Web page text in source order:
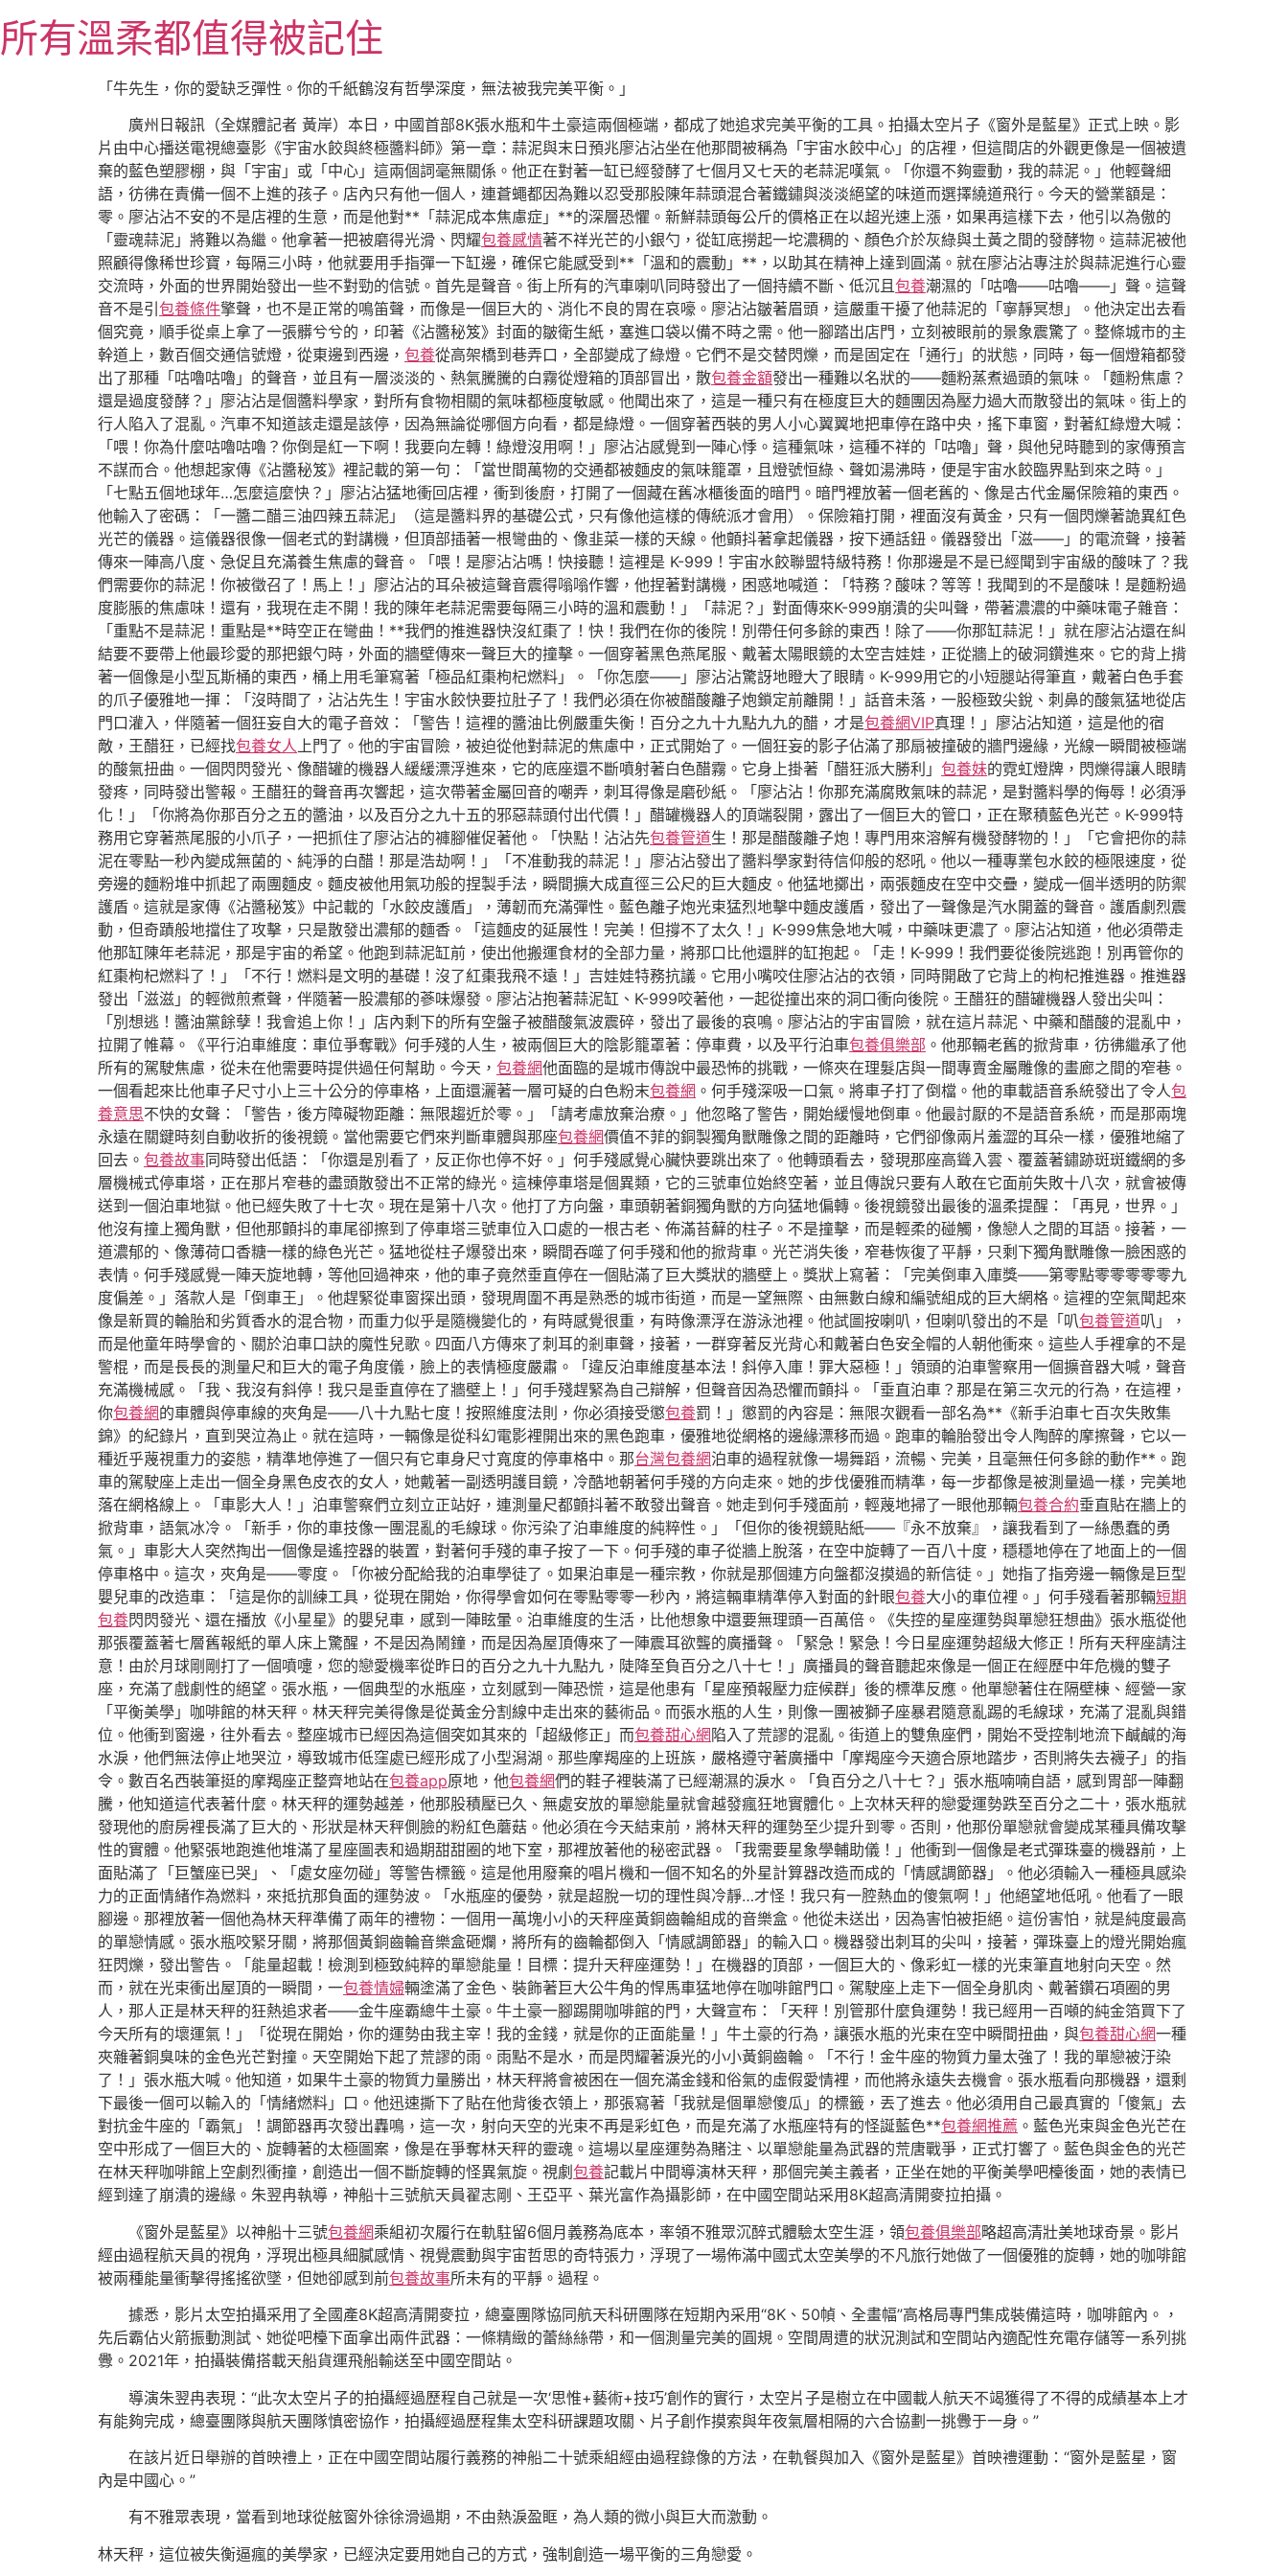
至
主所有溫柔都值得被記住
「牛先生，你的愛缺乏彈性。你的千紙鶴沒有哲學深度，無法被我完美平衡。」
廣州日報訊（全媒體記者 黃岸）本日，中國首部8K張水瓶和牛土豪這兩個極端，都成了她追求完美平衡的工具。拍攝太空片子《窗外是藍星》正式上映。影
片由中心播送電視總臺影《宇宙水餃與終極醬料師》第一章：蒜泥與末日預兆廖沾沾坐在他那間被稱為「宇宙水餃中心」的店裡，但這間店的外觀更像是一個被遺
棄的藍色塑膠棚，與「宇宙」或「中心」這兩個詞毫無關係。他正在對著一缸已經發酵了七個月又七天的老蒜泥嘆氣。「你還不夠靈動，我的蒜泥。」他輕聲細
語，彷彿在責備一個不上進的孩子。店內只有他一個人，連蒼蠅都因為難以忍受那股陳年蒜頭混合著鐵鏽與淡淡絕望的味道而選擇繞道飛行。今天的營業額是：
零。廖沾沾不安的不是店裡的生意，而是他對**「蒜泥成本焦慮症」**的深層恐懼。新鮮蒜頭每公斤的價格正在以超光速上漲，如果再這樣下去，他引以為傲的
「靈魂蒜泥」將難以為繼。他拿著一把被磨得光滑、閃耀包養感情著不祥光芒的小銀勺，從缸底撈起一坨濃稠的、顏色介於灰綠與土黃之間的發酵物。這蒜泥被他
照顧得像稀世珍寶，每隔三小時，他就要用手指彈一下缸邊，確保它能感受到**「溫和的震動」**，以助其在精神上達到圓滿。就在廖沾沾專注於與蒜泥進行心靈
交流時，外面的世界開始發出一些不對勁的信號。首先是聲音。街上所有的汽車喇叭同時發出了一個持續不斷、低沉且包養潮濕的「咕嚕——咕嚕——」聲。這聲
音不是引 包養條件擎聲，也不是正常的鳴笛聲，而像是一個巨大的、消化不良的胃在哀嚎。廖沾沾皺著眉頭，這嚴重干擾了他蒜泥的「寧靜冥想」。他決定出去看
個究竟，順手從桌上拿了一張髒兮兮的，印著《沾醬秘笈》封面的皺衛生紙，塞進口袋以備不時之需。他一腳踏出店門，立刻被眼前的景象震驚了。整條城市的主
幹道上，數百個交通信號燈，從東邊到西邊， 包養從高架橋到巷弄口，全部變成了綠燈。它們不是交替閃爍，而是固定在「通行」的狀態，同時，每一個燈箱都發
出了那種「咕嚕咕嚕」的聲音，並且有一層淡淡的、熱氣騰騰的白霧從燈箱的頂部冒出，散包養金額發出一種難以名狀的——麵粉蒸煮過頭的氣味。「麵粉焦慮？
還是過度發酵？」廖沾沾是個醬料學家，對所有食物相關的氣味都極度敏感。他聞出來了，這是一種只有在極度巨大的麵團因為壓力過大而散發出的氣味。街上的
行人陷入了混亂。汽車不知道該走還是該停，因為無論從哪個方向看，都是綠燈。一個穿著西裝的男人小心翼翼地把車停在路中央，搖下車窗，對著紅綠燈大喊：
「喂！你為什麼咕嚕咕嚕？你倒是紅一下啊！我要向左轉！綠燈沒用啊！」廖沾沾感覺到一陣心悸。這種氣味，這種不祥的「咕嚕」聲，與他兒時聽到的家傳預言
不謀而合。他想起家傳《沾醬秘笈》裡記載的第一句：「當世間萬物的交通都被麵皮的氣味籠罩，且燈號恒綠、聲如湯沸時，便是宇宙水餃臨界點到來之時。」
「七點五個地球年…怎麼這麼快？」廖沾沾猛地衝回店裡，衝到後廚，打開了一個藏在舊冰櫃後面的暗門。暗門裡放著一個老舊的、像是古代金屬保險箱的東西。
他輸入了密碼：「一醬二醋三油四辣五蒜泥」（這是醬料界的基礎公式，只有像他這樣的傳統派才會用）。保險箱打開，裡面沒有黃金，只有一個閃爍著詭異紅色
光芒的儀器。這儀器很像一個老式的對講機，但頂部插著一根彎曲的、像韭菜一樣的天線。他顫抖著拿起儀器，按下通話鈕。儀器發出「滋——」的電流聲，接著
傳來一陣高八度、急促且充滿養生焦慮的聲音。「喂！是廖沾沾嗎！快接聽！這裡是 K-999！宇宙水餃聯盟特級特務！你那邊是不是已經聞到宇宙級的酸味了？我
們需要你的蒜泥！你被徵召了！馬上！」廖沾沾的耳朵被這聲音震得嗡嗡作響，他捏著對講機，困惑地喊道：「特務？酸味？等等！我聞到的不是酸味！是麵粉過
度膨脹的焦慮味！還有，我現在走不開！我的陳年老蒜泥需要每隔三小時的溫和震動！」「蒜泥？」對面傳來K-999崩潰的尖叫聲，帶著濃濃的中藥味電子雜音：
「重點不是蒜泥！重點是**時空正在彎曲！**我們的推進器快沒紅棗了！快！我們在你的後院！別帶任何多餘的東西！除了——你那缸蒜泥！」就在廖沾沾還在糾
結要不要帶上他最珍愛的那把銀勺時，外面的牆壁傳來一聲巨大的撞擊。一個穿著黑色燕尾服、戴著太陽眼鏡的太空吉娃娃，正從牆上的破洞鑽進來。它的背上揹
著一個像是小型瓦斯桶的東西，桶上用毛筆寫著「極品紅棗枸杞燃料」。「你怎麼——」廖沾沾驚訝地瞪大了眼睛。K-999用它的小短腿站得筆直，戴著白色手套
的爪子優雅地一揮：「沒時間了，沾沾先生！宇宙水餃快要拉肚子了！我們必須在你被醋酸離子炮鎖定前離開！」話音未落，一股極致尖銳、刺鼻的酸氣猛地從店
門口灌入，伴隨著一個狂妄自大的電子音效：「警告！這裡的醬油比例嚴重失衡！百分之九十九點九九的醋，才是包養網VIP真理！」廖沾沾知道，這是他的宿
敵，王醋狂，已經找包養女人上門了。他的宇宙冒險，被迫從他對蒜泥的焦慮中，正式開始了。一個狂妄的影子佔滿了那扇被撞破的牆門邊緣，光線一瞬間被極端
的酸氣扭曲。一個閃閃發光、像醋罐的機器人緩緩漂浮進來，它的底座還不斷噴射著白色醋霧。它身上掛著「醋狂派大勝利」 包養妹的霓虹燈牌，閃爍得讓人眼睛
發疼，同時發出警報。王醋狂的聲音再次響起，這次帶著金屬回音的嘲弄，刺耳得像是磨砂紙。「廖沾沾！你那充滿腐敗氣味的蒜泥，是對醬料學的侮辱！必須淨
化！」「你將為你那百分之五的醬油，以及百分之九十五的邪惡蒜頭付出代價！」醋罐機器人的頂端裂開，露出了一個巨大的管口，正在聚積藍色光芒。K-999特
務用它穿著燕尾服的小爪子，一把抓住了廖沾沾的褲腳催促著他。「快點！沾沾先包養管道生！那是醋酸離子炮！專門用來溶解有機發酵物的！」「它會把你的蒜
泥在零點一秒內變成無菌的、純淨的白醋！那是浩劫啊！」「不准動我的蒜泥！」廖沾沾發出了醬料學家對待信仰般的怒吼。他以一種專業包水餃的極限速度，從
旁邊的麵粉堆中抓起了兩團麵皮。麵皮被他用氣功般的捏製手法，瞬間擴大成直徑三公尺的巨大麵皮。他猛地擲出，兩張麵皮在空中交疊，變成一個半透明的防禦
護盾。這就是家傳《沾醬秘笈》中記載的「水餃皮護盾」，薄韌而充滿彈性。藍色離子炮光束猛烈地擊中麵皮護盾，發出了一聲像是汽水開蓋的聲音。護盾劇烈震
動，但奇蹟般地擋住了攻擊，只是散發出濃郁的麵香。「這麵皮的延展性！完美！但撐不了太久！」K-999焦急地大喊，中藥味更濃了。廖沾沾知道，他必須帶走
他那缸陳年老蒜泥，那是宇宙的希望。他跑到蒜泥缸前，使出他搬運食材的全部力量，將那口比他還胖的缸抱起。「走！K-999！我們要從後院逃跑！別再管你的
紅棗枸杞燃料了！」「不行！燃料是文明的基礎！沒了紅棗我飛不遠！」吉娃娃特務抗議。它用小嘴咬住廖沾沾的衣領，同時開啟了它背上的枸杞推進器。推進器
發出「滋滋」的輕微煎煮聲，伴隨著一股濃郁的蔘味爆發。廖沾沾抱著蒜泥缸、K-999咬著他，一起從撞出來的洞口衝向後院。王醋狂的醋罐機器人發出尖叫：
「別想逃！醬油黨餘孽！我會追上你！」店內剩下的所有空盤子被醋酸氣波震碎，發出了最後的哀鳴。廖沾沾的宇宙冒險，就在這片蒜泥、中藥和醋酸的混亂中，
拉開了帷幕。《平行泊車維度：車位爭奪戰》何手殘的人生，被兩個巨大的陰影籠罩著：停車費，以及平行泊車包養俱樂部 。他那輛老舊的掀背車，彷彿繼承了他
所有的駕駛焦慮，從未在他需要時提供過任何幫助。今天， 包養網他面臨的是城市傳說中最恐怖的挑戰，一條夾在理髮店與一間專賣金屬雕像的畫廊之間的窄巷。
一個看起來比他車子尺寸小上三十公分的停車格，上面還灑著一層可疑的白色粉末包養網 。何手殘深吸一口氣。將車子打了倒檔。他的車載語音系統發出了令人包
養意思不快的女聲：「警告，後方障礙物距離：無限趨近於零。」「請考慮放棄治療。」他忽略了警告，開始緩慢地倒車。他最討厭的不是語音系統，而是那兩塊
永遠在關鍵時刻自動收折的後視鏡。當他需要它們來判斷車體與那座包養網價值不菲的銅製獨角獸雕像之間的距離時，它們卻像兩片羞澀的耳朵一樣，優雅地縮了
回去。 包養故事同時發出低語：「你還是別看了，反正你也停不好。」何手殘感覺心臟快要跳出來了。他轉頭看去，發現那座高聳入雲、覆蓋著鏽跡斑斑鐵網的多
層機械式停車塔，正在那片窄巷的盡頭散發出不正常的綠光。這棟停車塔是個異類，它的三號車位始終空著，並且傳說只要有人敢在它面前失敗十八次，就會被傳
送到一個泊車地獄。他已經失敗了十七次。現在是第十八次。他打了方向盤，車頭朝著銅獨角獸的方向猛地偏轉。後視鏡發出最後的溫柔提醒：「再見，世界。」
他沒有撞上獨角獸，但他那顫抖的車尾卻擦到了停車塔三號車位入口處的一根古老、佈滿苔蘚的柱子。不是撞擊，而是輕柔的碰觸，像戀人之間的耳語。接著，一
道濃郁的、像薄荷口香糖一樣的綠色光芒。猛地從柱子爆發出來，瞬間吞噬了何手殘和他的掀背車。光芒消失後，窄巷恢復了平靜，只剩下獨角獸雕像一臉困惑的
表情。何手殘感覺一陣天旋地轉，等他回過神來，他的車子竟然垂直停在一個貼滿了巨大獎狀的牆壁上。獎狀上寫著：「完美倒車入庫獎——第零點零零零零零九
度偏差。」落款人是「倒車王」。他趕緊從車窗探出頭，發現周圍不再是熟悉的城市街道，而是一望無際、由無數白線和編號組成的巨大網格。這裡的空氣聞起來
像是新買的輪胎和劣質香水的混合物，而重力似乎是隨機變化的，有時感覺很重，有時像漂浮在游泳池裡。他試圖按喇叭，但喇叭發出的不是「叭包養管道叭」，
而是他童年時學會的、關於泊車口訣的魔性兒歌。四面八方傳來了刺耳的剎車聲，接著，一群穿著反光背心和戴著白色安全帽的人朝他衝來。這些人手裡拿的不是
警棍，而是長長的測量尺和巨大的電子角度儀，臉上的表情極度嚴肅。「違反泊車維度基本法！斜停入庫！罪大惡極！」領頭的泊車警察用一個擴音器大喊，聲音
充滿機械感。「我、我沒有斜停！我只是垂直停在了牆壁上！」何手殘趕緊為自己辯解，但聲音因為恐懼而顫抖。「垂直泊車？那是在第三次元的行為，在這裡，
你包養網的車體與停車線的夾角是——八十九點七度！按照維度法則，你必須接受懲包養罰！」懲罰的內容是：無限次觀看一部名為**《新手泊車七百次失敗集
錦》的紀錄片，直到哭泣為止。就在這時，一輛像是從科幻電影裡開出來的黑色跑車，優雅地從網格的邊緣漂移而過。跑車的輪胎發出令人陶醉的摩擦聲，它以一
種近乎蔑視重力的姿態，精準地停進了一個只有它車身尺寸寬度的停車格中。那台灣包養網泊車的過程就像一場舞蹈，流暢、完美，且毫無任何多餘的動作**。跑
車的駕駛座上走出一個全身黑色皮衣的女人，她戴著一副透明護目鏡，冷酷地朝著何手殘的方向走來。她的步伐優雅而精準，每一步都像是被測量過一樣，完美地
落在網格線上。「車影大人！」泊車警察們立刻立正站好，連測量尺都顫抖著不敢發出聲音。她走到何手殘面前，輕蔑地掃了一眼他那輛包養合約垂直貼在牆上的
掀背車，語氣冰冷。「新手，你的車技像一團混亂的毛線球。你污染了泊車維度的純粹性。」「但你的後視鏡貼紙——『永不放棄』，讓我看到了一絲愚蠢的勇
氣。」車影大人突然掏出一個像是遙控器的裝置，對著何手殘的車子按了一下。何手殘的車子從牆上脫落，在空中旋轉了一百八十度，穩穩地停在了地面上的一個
停車格中。這次，夾角是——零度。「你被分配給我的泊車學徒了。如果泊車是一種宗教，你就是那個連方向盤都沒摸過的新信徒。」她指了指旁邊一輛像是巨型
嬰兒車的改造車：「這是你的訓練工具，從現在開始，你得學會如何在零點零零一秒內，將這輛車精準停入對面的針眼包養大小的車位裡。」何手殘看著那輛短期
包養閃閃發光、還在播放《小星星》的嬰兒車，感到一陣眩暈。泊車維度的生活，比他想象中還要無理頭一百萬倍。《失控的星座運勢與單戀狂想曲》張水瓶從他
那張覆蓋著七層舊報紙的單人床上驚醒，不是因為鬧鐘，而是因為屋頂傳來了一陣震耳欲聾的廣播聲。「緊急！緊急！今日星座運勢超級大修正！所有天秤座請注
意！由於月球剛剛打了一個噴嚏，您的戀愛機率從昨日的百分之九十九點九，陡降至負百分之八十七！」廣播員的聲音聽起來像是一個正在經歷中年危機的雙子
座，充滿了戲劇性的絕望。張水瓶，一個典型的水瓶座，立刻感到一陣恐慌，這是他患有「星座預報壓力症候群」後的標準反應。他單戀著住在隔壁棟、經營一家
「平衡美學」咖啡館的林天秤。林天秤完美得像是從黃金分割線中走出來的藝術品。而張水瓶的人生，則像一團被獅子座暴君隨意亂踢的毛線球，充滿了混亂與錯
位。他衝到窗邊，往外看去。整座城市已經因為這個突如其來的「超級修正」而包養甜心網 陷入了荒謬的混亂。街道上的雙魚座們，開始不受控制地流下鹹鹹的海
水淚，他們無法停止地哭泣，導致城市低窪處已經形成了小型潟湖。那些摩羯座的上班族，嚴格遵守著廣播中「摩羯座今天適合原地踏步，否則將失去襪子」的指
令。數百名西裝筆挺的摩羯座正整齊地站在包養app原地，他包養網們的鞋子裡裝滿了已經潮濕的淚水。「負百分之八十七？」張水瓶喃喃自語，感到胃部一陣翻
騰，他知道這代表著什麼。林天秤的運勢越差，他那股積壓已久、無處安放的單戀能量就會越發瘋狂地實體化。上次林天秤的戀愛運勢跌至百分之二十，張水瓶就
發現他的廚房裡長滿了巨大的、形狀是林天秤側臉的粉紅色蘑菇。他必須在今天結束前，將林天秤的運勢至少提升到零。否則，他那份單戀就會變成某種具備攻擊
性的實體。他緊張地跑進他堆滿了星座圖表和過期甜甜圈的地下室，那裡放著他的秘密武器。「我需要星象學輔助儀！」他衝到一個像是老式彈珠臺的機器前，上
面貼滿了「巨蟹座已哭」、「處女座勿碰」等警告標籤。這是他用廢棄的唱片機和一個不知名的外星計算器改造而成的「情感調節器」。他必須輸入一種極具感染
力的正面情緒作為燃料，來抵抗那負面的運勢波。「水瓶座的優勢，就是超脫一切的理性與冷靜…才怪！我只有一腔熱血的傻氣啊！」他絕望地低吼。他看了一眼
腳邊。那裡放著一個他為林天秤準備了兩年的禮物：一個用一萬塊小小的天秤座黃銅齒輪組成的音樂盒。他從未送出，因為害怕被拒絕。這份害怕，就是純度最高
的單戀情感。張水瓶咬緊牙關，將那個黃銅齒輪音樂盒砸爛，將所有的齒輪都倒入「情感調節器」的輸入口。機器發出刺耳的尖叫，接著，彈珠臺上的燈光開始瘋
狂閃爍，發出警告。「能量超載！檢測到極致純粹的單戀能量！目標：提升天秤座運勢！」在機器的頂部，一個巨大的、像彩虹一樣的光束筆直地射向天空。然
而，就在光束衝出屋頂的一瞬間，一包養情婦輛塗滿了金色、裝飾著巨大公牛角的悍馬車猛地停在咖啡館門口。駕駛座上走下一個全身肌肉、戴著鑽石項圈的男
人，那人正是林天秤的狂熱追求者——金牛座霸總牛土豪。牛土豪一腳踢開咖啡館的門，大聲宣布：「天秤！別管那什麼負運勢！我已經用一百噸的純金箔買下了
今天所有的壞運氣！」「從現在開始，你的運勢由我主宰！我的金錢，就是你的正面能量！」牛土豪的行為，讓張水瓶的光束在空中瞬間扭曲，與包養甜心網一種
夾雜著銅臭味的金色光芒對撞。天空開始下起了荒謬的雨。雨點不是水，而是閃耀著淚光的小小黃銅齒輪。「不行！金牛座的物質力量太強了！我的單戀被汙染
了！」張水瓶大喊。他知道，如果牛土豪的物質力量勝出，林天秤將會被困在一個充滿金錢和俗氣的虛假愛情裡，而他將永遠失去機會。張水瓶看向那機器，還剩
下最後一個可以輸入的「情緒燃料」口。他迅速撕下了貼在他背後衣領上，那張寫著「我就是個單戀傻瓜」的標籤，丟了進去。他必須用自己最真實的「傻氣」去
對抗金牛座的「霸氣」！調節器再次發出轟鳴，這一次，射向天空的光束不再是彩虹色，而是充滿了水瓶座特有的怪誕藍色**包養網推薦 。藍色光束與金色光芒在
空中形成了一個巨大的、旋轉著的太極圖案，像是在爭奪林天秤的靈魂。這場以星座運勢為賭注、以單戀能量為武器的荒唐戰爭，正式打響了。藍色與金色的光芒
在林天秤咖啡館上空劇烈衝撞，創造出一個不斷旋轉的怪異氣旋。視劇 包養記載片中間導演林天秤，那個完美主義者，正坐在她的平衡美學吧檯後面，她的表情已
經到達了崩潰的邊緣。朱翌冉執導，神船十三號航天員翟志剛、王亞平、葉光富作為攝影師，在中國空間站采用8K超高清開麥拉拍攝。
《窗外是藍星》以神船十三號包養網乘組初次履行在軌駐留6個月義務為底本，率領不雅眾沉醉式體驗太空生涯，領包養俱樂部略超高清壯美地球奇景。影片
經由過程航天員的視角，浮現出極具細膩感情、視覺震動與宇宙哲思的奇特張力，浮現了一場佈滿中國式太空美學的不凡旅行她做了一個優雅的旋轉，她的咖啡館
被兩種能量衝擊得搖搖欲墜，但她卻感到前包養故事所未有的平靜。過程。
據悉，影片太空拍攝采用了全國產8K超高清開麥拉，總臺團隊協同航天科研團隊在短期內采用“8K、50幀、全畫幅”高格局專門集成裝備這時，咖啡館內。，
先后霸佔火箭振動測試、她從吧檯下面拿出兩件武器：一條精緻的蕾絲絲帶，和一個測量完美的圓規。空間周遭的狀況測試和空間站內適配性充電存儲等一系列挑
釁。2021年，拍攝裝備搭載天船貨運飛船輸送至中國空間站。
導演朱翌冉表現：“此次太空片子的拍攝經過歷程自己就是一次‘思惟+藝術+技巧’創作的實行，太空片子是樹立在中國載人航天不竭獲得了不得的成績基本上才
有能夠完成，總臺團隊與航天團隊慎密協作，拍攝經過歷程集太空科研課題攻關、片子創作摸索與年夜氣層相隔的六合協劃一挑釁于一身。”
在該片近日舉辦的首映禮上，正在中國空間站履行義務的神船二十號乘組經由過程錄像的方法，在軌餐與加入《窗外是藍星》首映禮運動：“窗外是藍星，窗
內是中國心。”
有不雅眾表現，當看到地球從舷窗外徐徐滑過期，不由熱淚盈眶，為人類的微小與巨大而激動。
林天秤，這位被失衡逼瘋的美學家，已經決定要用她自己的方式，強制創造一場平衡的三角戀愛。